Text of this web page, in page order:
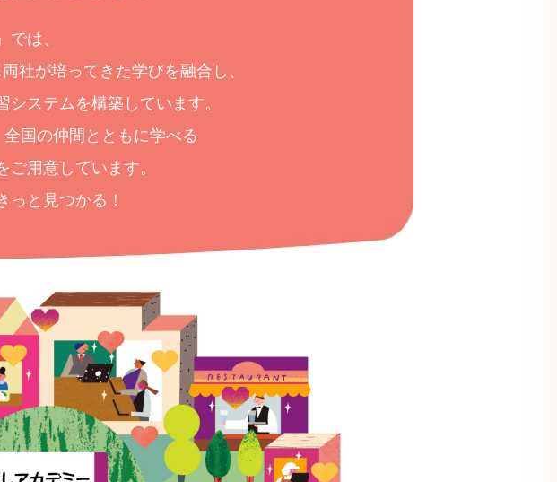
は、
両社が培ってきた学びを融合し、
システムを構築しています。
全国の仲間とともに学べる
用意しています。
っと見つかる！